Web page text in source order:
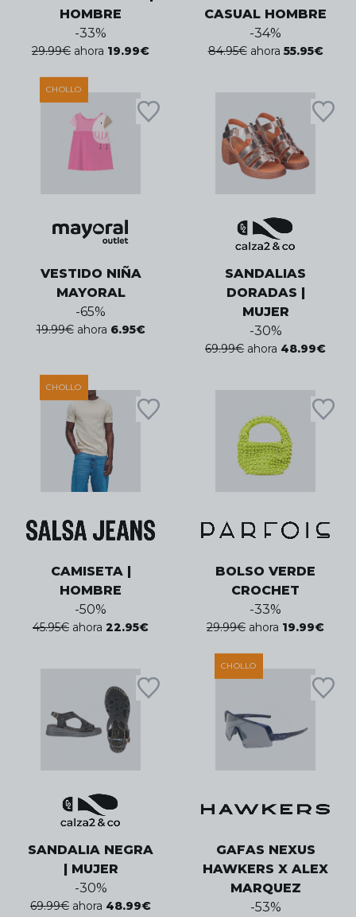
HOMBRE
-33%
29.99€ ahora 19.99€
CASUAL HOMBRE
-34%
84.95€ ahora 55.95€
CHOLLO
VESTIDO NIÑA
MAYORAL
-65%
19.99€ ahora 6.95€
SANDALIAS
DORADAS |
MUJER
-30%
69.99€ ahora 48.99€
CHOLLO
CAMISETA |
HOMBRE
-50%
45.95€ ahora 22.95€
BOLSO VERDE
CROCHET
-33%
29.99€ ahora 19.99€
SANDALIA NEGRA
| MUJER
-30%
69.99€ ahora 48.99€
CHOLLO
GAFAS NEXUS
HAWKERS X ALEX
MARQUEZ
-53%